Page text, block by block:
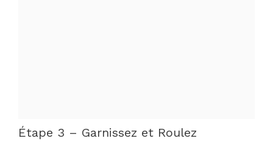
Étape 3 – Garnissez et Roulez